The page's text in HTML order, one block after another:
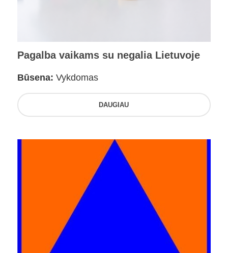
Pagalba vaikams su negalia Lietuvoje
Būsena: Vykdomas
DAUGIAU